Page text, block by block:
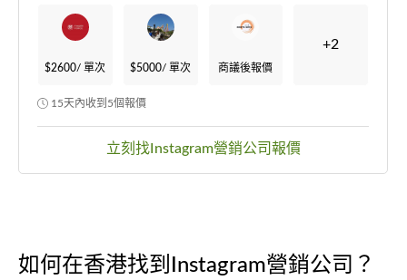
$2600/ 單次 $5000/ 單次 商議後報價
+2
15天內收到5個報價
立刻找Instagram營銷公司報價
如何在香港找到Instagram營銷公司？